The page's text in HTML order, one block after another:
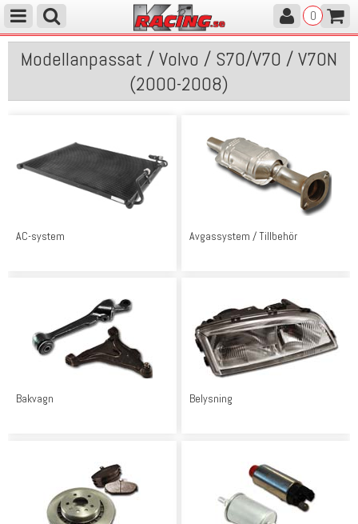
0
Modellanpassat / Volvo / S70/V70 / V70N
(2000-2008)
AC-system Avgassystem / Tillbehör
Bakvagn Belysning